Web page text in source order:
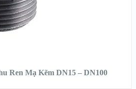
Ren Mạ Kẽm DN15 – DN100